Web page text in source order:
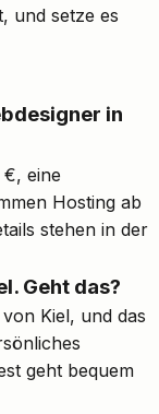
und setze es
in
eine
Hosting ab
stehen in der
Geht das?
Kiel, und das
geht bequem